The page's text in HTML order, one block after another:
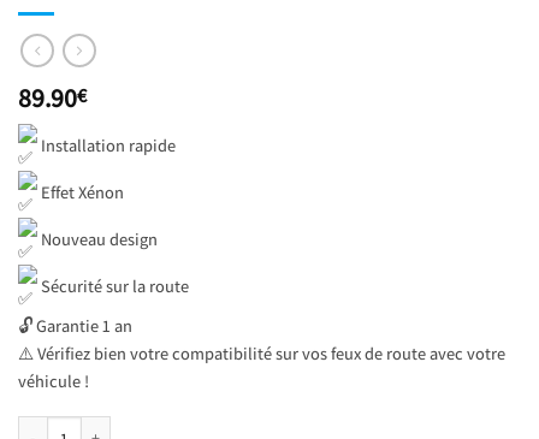
89.90€
Installation rapide
Effet Xénon
Nouveau design
Sécurité sur la route
🔓 Garantie 1 an
⚠️ Vérifiez bien votre compatibilité sur vos feux de route avec votre
véhicule !